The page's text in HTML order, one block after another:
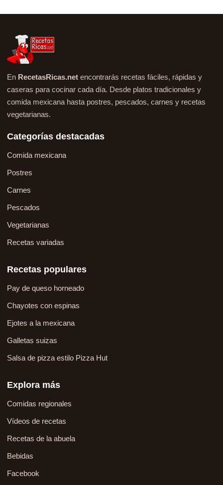
En RecetasRicas.net encontrarás recetas fáciles, rápidas y
caseras para cocinar cada día. Desde platos tradicionales y
comida mexicana hasta postres, pescados, carnes y recetas
vegetarianas.
Categorías destacadas
Comida mexicana
Postres
Carnes
Pescados
Vegetarianas
Recetas variadas
Recetas populares
Pay de queso horneado
Chayotes con espinas
Ejotes a la mexicana
Galletas suizas
Salsa de pizza estilo Pizza Hut
Explora más
Comidas regionales
Vídeos de recetas
Recetas de la abuela
Bebidas
Facebook